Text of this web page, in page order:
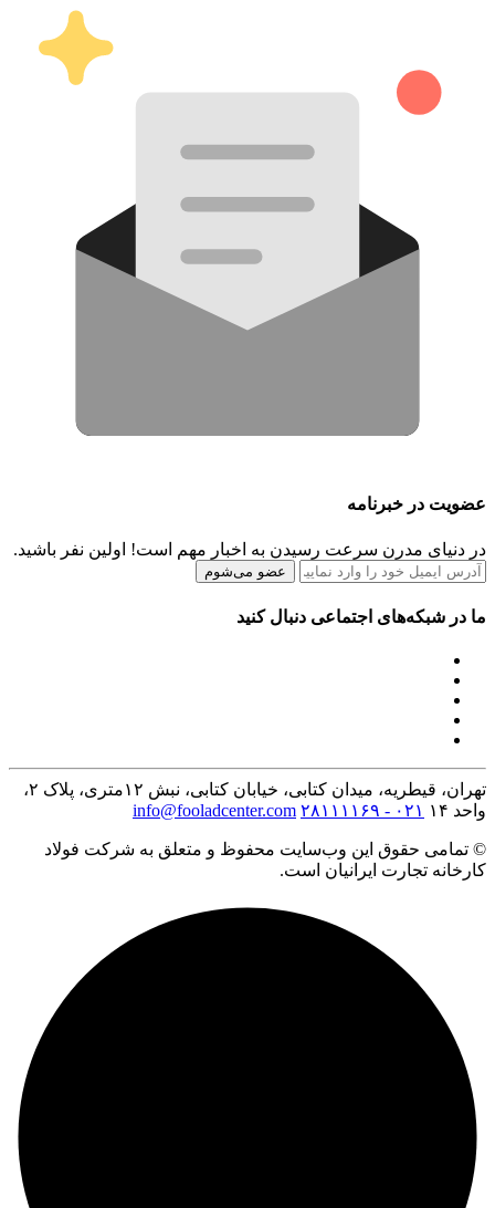
عضویت در خبرنامه
در دنیای مدرن سرعت رسیدن به اخبار مهم است! اولین نفر باشید.
عضو می‌شوم
ما در شبکه‌های اجتماعی دنبال کنید
تهران، قیطریه، میدان کتابی، خیابان کتابی، نبش ۱۲متری، پلاک ۲،
واحد ۱۴
۰۲۱ - ۲۸۱۱۱۱۶۹ info@fooladcenter.com
© تمامی حقوق این وب‌سایت محفوظ و متعلق به شرکت فولاد
کارخانه تجارت ایرانیان است.